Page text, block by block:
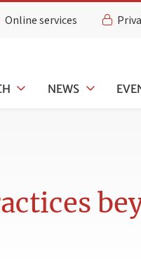
Online services
NEWS